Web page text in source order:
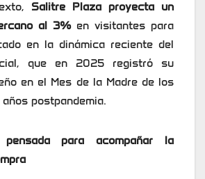
Salitre Plaza proyecta un
al 3%en visitantes para
en la dinámica reciente del
que en 2025 registró su
en el Mes de la Madre de los
postpandemia.
para acompañar la